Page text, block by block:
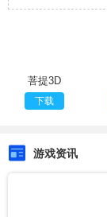
菩提3D
下载
游戏资讯